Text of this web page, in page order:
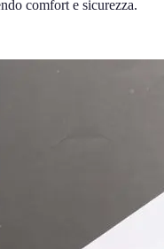
comfort e sicurezza.